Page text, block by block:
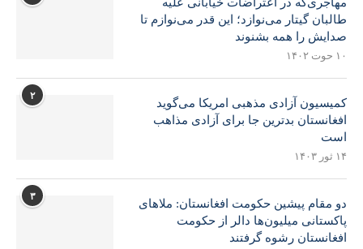
طالبان گیتار می‌نوازد؛ این قدر می‌نوازم تا
صدایش را همه بشنوند
۱۰ حوت ۱۴۰۲
۲
کمیسیون آزادی مذهبی امریکا می‌گوید
افغانستان بدترین جا برای آزادی مذاهب
است
۱۴ ثور ۱۴۰۳
۳
دو مقام پیشین حکومت افغانستان: ملاهای
پاکستانی میلیون‌ها دالر از حکومت
افغانستان رشوه گرفتند